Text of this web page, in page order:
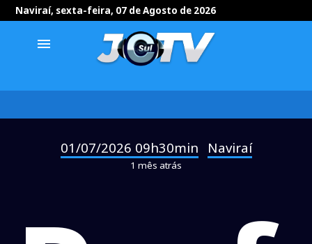
Naviraí, sexta-feira, 07 de Agosto de 2026
menu
01/07/2026 09h30min Naviraí
1 mês atrás